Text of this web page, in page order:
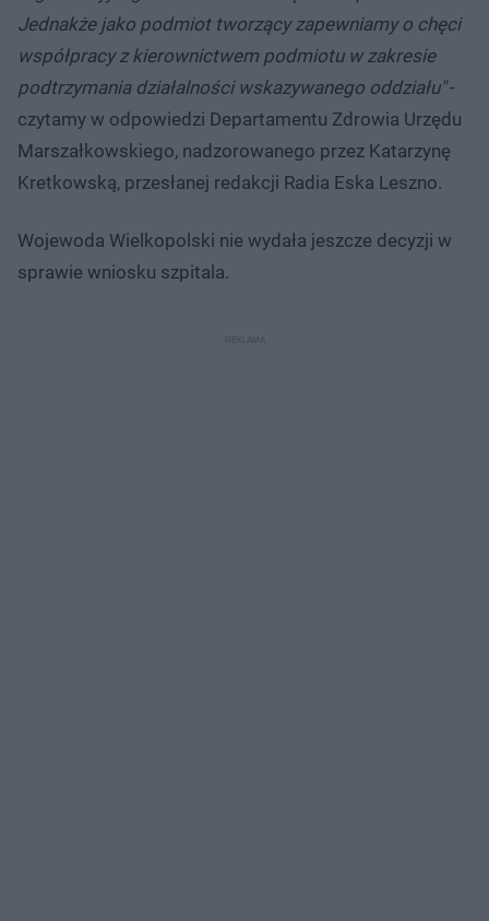
Jednakże jako podmiot tworzący zapewniamy o chęci
współpracy z kierownictwem podmiotu w zakresie
podtrzymania działalności wskazywanego oddziału"-
czytamy w odpowiedzi Departamentu Zdrowia Urzędu
Marszałkowskiego, nadzorowanego przez Katarzynę
Kretkowską, przesłanej redakcji Radia Eska Leszno.
Wojewoda Wielkopolski nie wydała jeszcze decyzji w
sprawie wniosku szpitala.